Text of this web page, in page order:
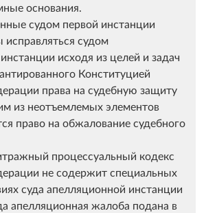
основания.
судом первой инстанции
судом
исходя из целей и задач
Конституцией
права на судебную защиту
из неотъемлемых элементов
право на обжалование судебного
процессуальный кодекс
не содержит специальных
суда апелляционной инстанции
апелляционная жалоба подана в